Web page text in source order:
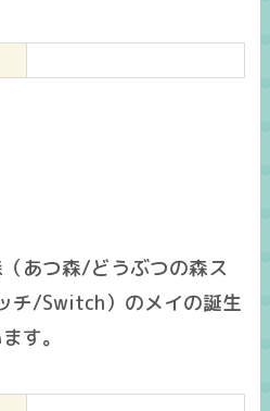
あつ森/どうぶつの森ス
チ/Switch）のメイの誕生
す。